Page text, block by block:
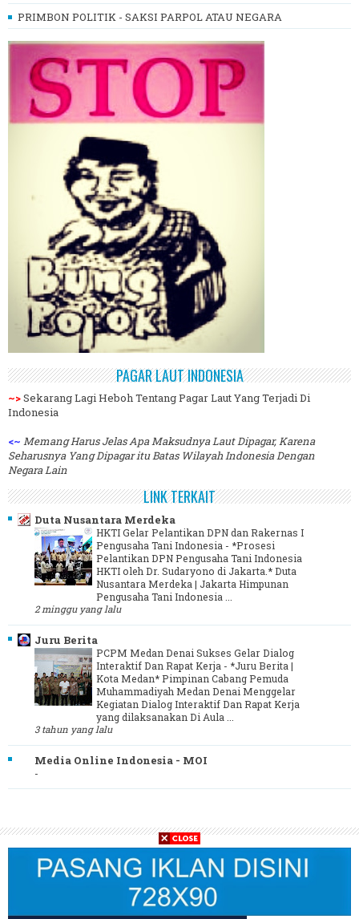
PRIMBON POLITIK - SAKSI PARPOL ATAU NEGARA
PAGAR LAUT INDONESIA
~>Sekarang Lagi Heboh Tentang Pagar Laut Yang Terjadi Di
Indonesia
<~ Memang Harus Jelas Apa Maksudnya Laut Dipagar, Karena
Seharusnya Yang Dipagar itu Batas Wilayah Indonesia Dengan
Negara Lain
LINK TERKAIT
Duta Nusantara Merdeka
HKTI Gelar Pelantikan DPN dan Rakernas I
Pengusaha Tani Indonesia - *Prosesi
Pelantikan DPN Pengusaha Tani Indonesia
HKTI oleh Dr. Sudaryono di Jakarta.* Duta
Nusantara Merdeka | Jakarta Himpunan
Pengusaha Tani Indonesia ...
2 minggu yang lalu
Juru Berita
PCPM Medan Denai Sukses Gelar Dialog
Interaktif Dan Rapat Kerja - *Juru Berita |
Kota Medan* Pimpinan Cabang Pemuda
Muhammadiyah Medan Denai Menggelar
Kegiatan Dialog Interaktif Dan Rapat Kerja
yang dilaksanakan Di Aula ...
3 tahun yang lalu
Media Online Indonesia - MOI
-